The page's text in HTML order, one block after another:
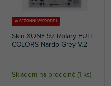
🔥 SEZONNÍ VÝPRODEJ
Skin XONE 92 Rotary FULL
COLORS Nardo Grey V.2
Skladem na prodejně (1 ks)